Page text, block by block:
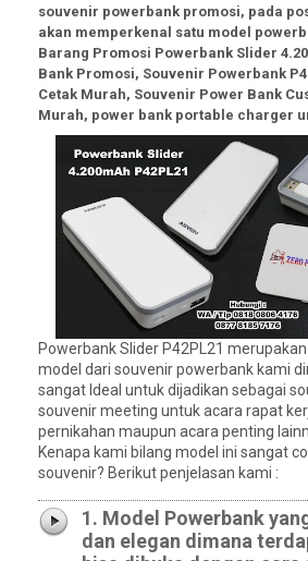
souvenir powerbank promosi, pada
akan memperkenal satu model
Barang Promosi Powerbank Slider
Bank Promosi, Souvenir Powerbank
Cetak Murah, Souvenir Power Bank
Murah, power bank portable charger
Powerbank Slider P42PL21
model dari souvenir powerbank kami
sangat Ideal untuk dijadikan sebagai
souvenir meeting untuk acara rapat
pernikahan maupun acara penting
Kenapa kami bilang model ini sangat
souvenir? Berikut penjelasan kami :
1. Model Powerbank
dan elegan dimana